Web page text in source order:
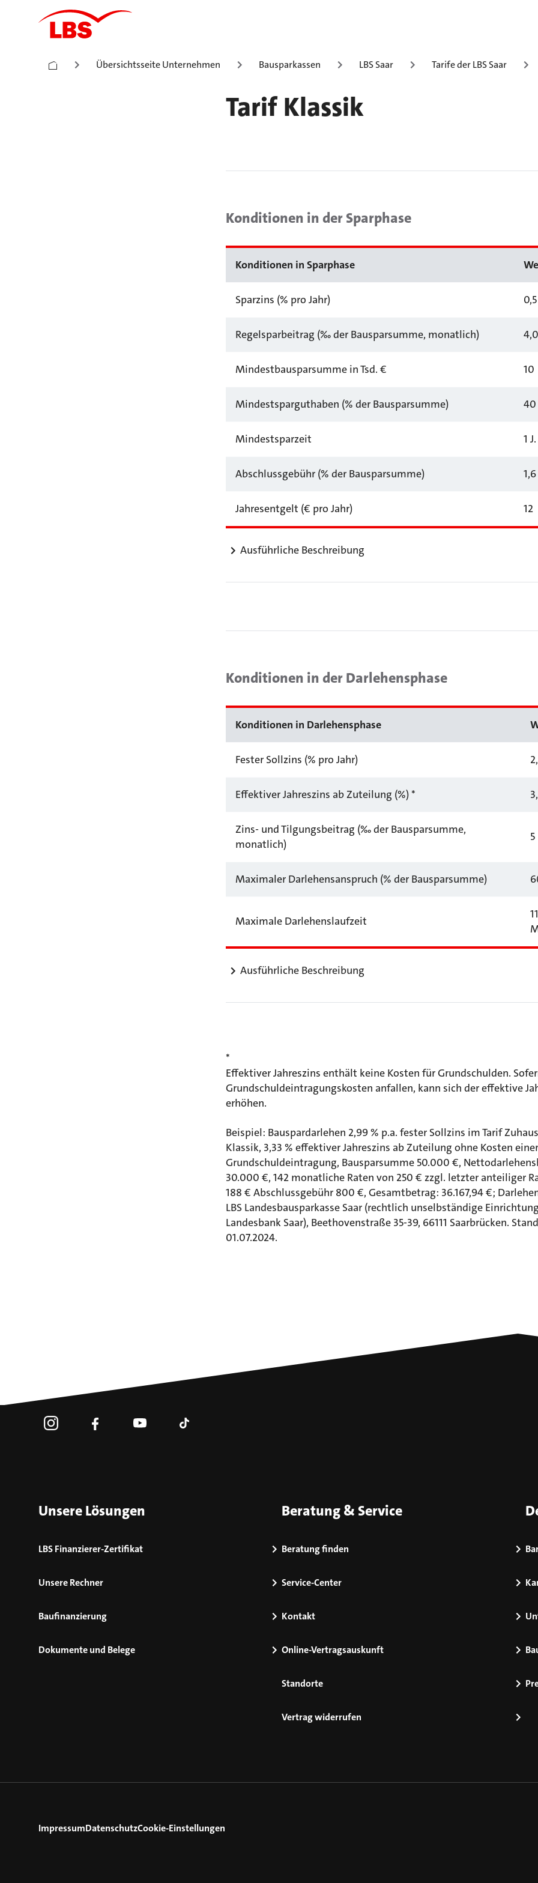
Übersichtsseite Unternehmen Bausparkassen LBS Saar Tarife der LBS Saar
Tarif Klassik
Konditionen in der Sparphase
Konditionen in Sparphase
Sparzins (% pro Jahr) 0,5
Regelsparbeitrag (‰ der Bausparsumme, monatlich) 4,0
Mindestbausparsumme in Tsd. € 10
Mindestsparguthaben (% der Bausparsumme) 40
Mindestsparzeit 1
Abschlussgebühr (% der Bausparsumme) 1,6
Jahresentgelt (€ pro Jahr) 12
Ausführliche Beschreibung
Konditionen in der Darlehensphase
Konditionen in Darlehensphase
Fester Sollzins (% pro Jahr)
Effektiver Jahreszins ab Zuteilung (%) *
Zins- und Tilgungsbeitrag (‰ der Bausparsumme,
monatlich)
5
Maximaler Darlehensanspruch (% der Bausparsumme)
Maximale Darlehenslaufzeit
Ausführliche Beschreibung
*
Effektiver Jahreszins enthält keine Kosten für Grundschulden.
Grundschuldeintragungskosten anfallen, kann sich der effektive
erhöhen.
Beispiel: Bauspardarlehen 2,99 % p.a. fester Sollzins im Tarif
Klassik, 3,33 % effektiver Jahreszins ab Zuteilung ohne Kosten einer
Grundschuldeintragung, Bausparsumme 50.000 €,
30.000 €, 142 monatliche Raten von 250 € zzgl. letzter anteiliger
188 € Abschlussgebühr 800 €, Gesamtbetrag: 36.167,94 €;
LBS Landesbausparkasse Saar (rechtlich unselbständige
Landesbank Saar), Beethovenstraße 35-39, 66111 Saarbrücken. Stand
01.07.2024.
Unsere Lösungen
LBS Finanzierer-Zertifikat
Unsere Rechner
Baufinanzierung
Dokumente und Belege
Beratung & Service
Beratung finden
Service-Center
Kontakt
Online-Vertragsauskunft
Standorte
Vertrag widerrufen
ImpressumDatenschutzCookie-Einstellungen